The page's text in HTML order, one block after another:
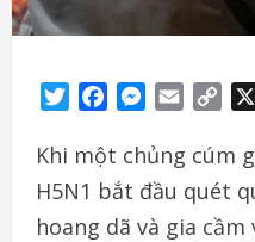
TwitterFacebookMessenger
Email
Copy
Khi một chủng cúm
H5N1 bắt đầu quét
hoang dã và gia